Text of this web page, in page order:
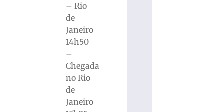
– Rio
de
Janeiro
14h50
–
Chegada
no Rio
de
Janeiro